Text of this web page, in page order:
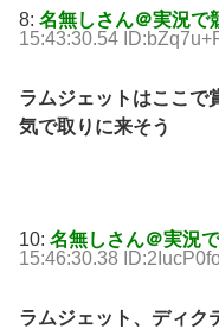
8: 名無しさん＠実況で
15:43:30.54
ラムジェットはここで
気で取りに来そう
10: 名無しさん＠実況
15:46:30.38
ラムジェット、ディク